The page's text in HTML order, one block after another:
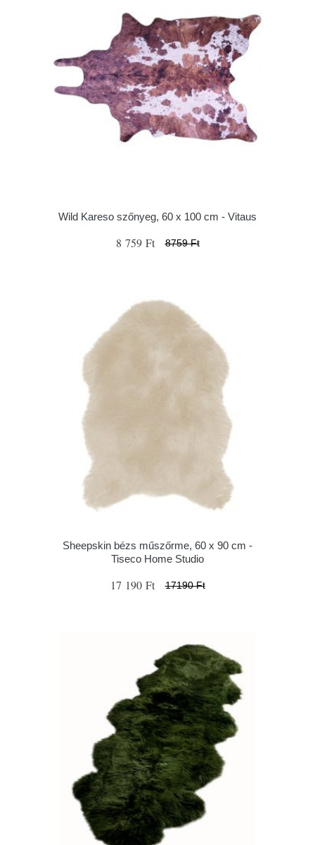
Wild Kareso szőnyeg, 60 x 100 cm - Vitaus
8 759 Ft 8759 Ft
Sheepskin bézs műszőrme, 60 x 90 cm -
Tiseco Home Studio
17 190 Ft 17190 Ft